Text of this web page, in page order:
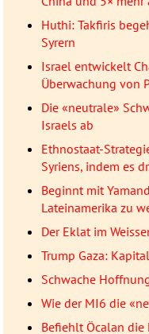
Huthi: Takfiris
Syrern
Israel entwickelt
Überwachung von
Die «neutrale»
Israels ab
Ethnostaat-
Syriens, indem es
Beginnt mit
Lateinamerika zu
Der Eklat im
Trump Gaza:
Schwache
Wie der MI6 die
Befiehlt Öcalan